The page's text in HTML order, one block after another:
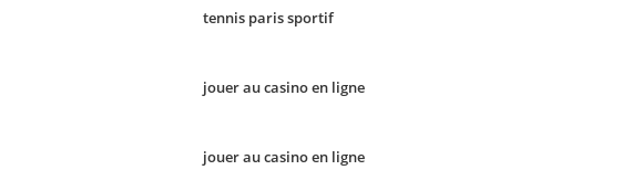
tennis paris sportif
jouer au casino en ligne
jouer au casino en ligne